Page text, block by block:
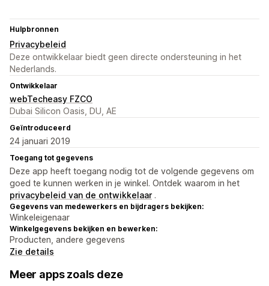
Hulpbronnen
Privacybeleid
Deze ontwikkelaar biedt geen directe ondersteuning in het
Nederlands.
Ontwikkelaar
webTecheasy FZCO
Dubai Silicon Oasis, DU, AE
Geïntroduceerd
24 januari 2019
Toegang tot gegevens
Deze app heeft toegang nodig tot de volgende gegevens om
goed te kunnen werken in je winkel. Ontdek waarom in het
privacybeleid van de ontwikkelaar .
Gegevens van medewerkers en bijdragers bekijken:
Winkeleigenaar
Winkelgegevens bekijken en bewerken:
Producten, andere gegevens
Zie details
Meer apps zoals deze